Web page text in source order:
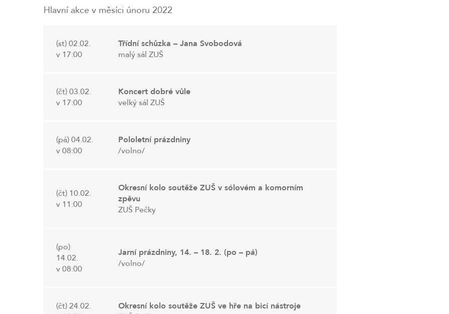
Hlavní akce v měsíci únoru 2022
(st) 02.02.
v 17:00
Třídní schůzka – Jana Svobodová
malý sál ZUŠ
(čt) 03.02.
v 17:00
Koncert dobré vůle
velký sál ZUŠ
(pá) 04.02.
v 08:00
Pololetní prázdniny
/volno/
(čt) 10.02.
v 11:00
Okresní kolo soutěže ZUŠ v sólovém a komorním
zpěvu
ZUŠ Pečky
(po)
14.02.
v 08:00
Jarní prázdniny, 14. – 18. 2. (po – pá)
/volno/
(čt) 24.02.
Okresní kolo soutěže ZUŠ ve hře na bicí nástroje